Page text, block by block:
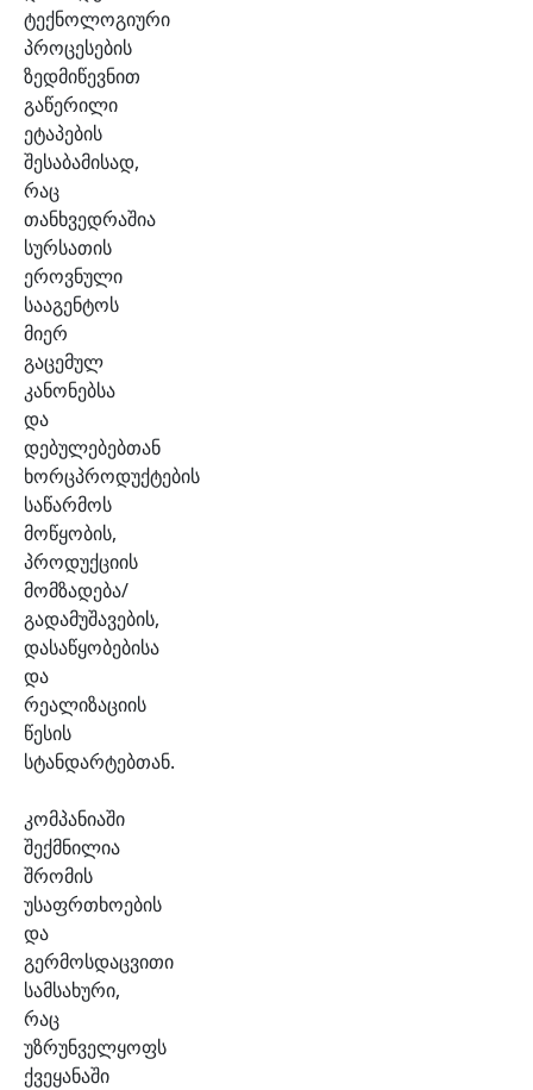
ტექნოლოგიური
პროცესების
ზედმიწევნით
გაწერილი
ეტაპების
შესაბამისად,
რაც
თანხვედრაშია
სურსათის
ეროვნული
სააგენტოს
მიერ
გაცემულ
კანონებსა
და
დებულებებთან
ხორცპროდუქტების
საწარმოს
მოწყობის,
პროდუქციის
მომზადება/
გადამუშავების,
დასაწყობებისა
და
რეალიზაციის
წესის
სტანდარტებთან.
კომპანიაში
შექმნილია
შრომის
უსაფრთხოების
და
გერმოსდაცვითი
სამსახური,
რაც
უზრუნველყოფს
ქვეყანაში